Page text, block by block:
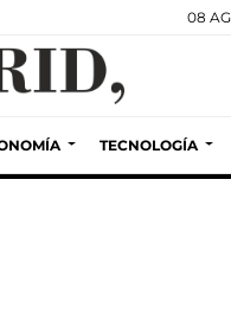
08
TECNOLOGÍA